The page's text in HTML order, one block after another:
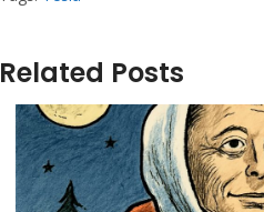
Related Posts